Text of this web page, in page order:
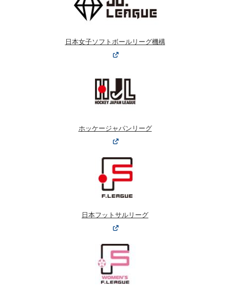
日本女子ソフトボールリーグ機構
ホッケージャパンリーグ
日本フットサルリーグ